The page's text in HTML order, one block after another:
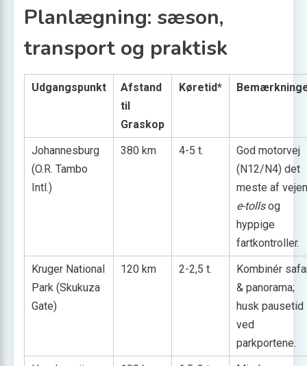
Planlægning: sæson,
transport og praktisk
Udgangspunkt
Afstand
til
Graskop
Køretid*
Johannesburg
(O.R. Tambo
Intl.)
380 km 4-5 t.
God motorvej
(N12/N4) det
meste af
e-tollsog
hyppige
fartkontroller.
Kruger National
Park (Skukuza
Gate)
120 km 2-2,5 t.
Kombinér
& panorama;
husk pausetid
ved
parkportene.